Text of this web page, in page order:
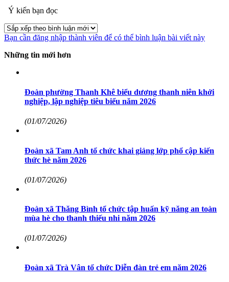
Ý kiến bạn đọc
Bạn cần đăng nhập thành viên để có thể bình luận bài viết này
Những tin mới hơn
Đoàn phường Thanh Khê biểu dương thanh niên khởi
nghiệp, lập nghiệp tiêu biểu năm 2026
(01/07/2026)
Đoàn xã Tam Anh tổ chức khai giảng lớp phổ cập kiến
thức hè năm 2026
(01/07/2026)
Đoàn xã Thăng Bình tổ chức tập huấn kỹ năng an toàn
mùa hè cho thanh thiếu nhi năm 2026
(01/07/2026)
Đoàn xã Trà Vân tổ chức Diễn đàn trẻ em năm 2026